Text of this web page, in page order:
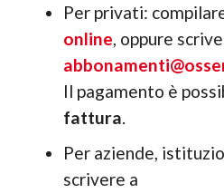
Per privati:
online , oppure
Il pagamento è
fattura
Per aziende,
scrivere a